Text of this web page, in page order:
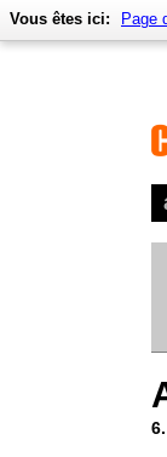
Vous êtes ici: Page